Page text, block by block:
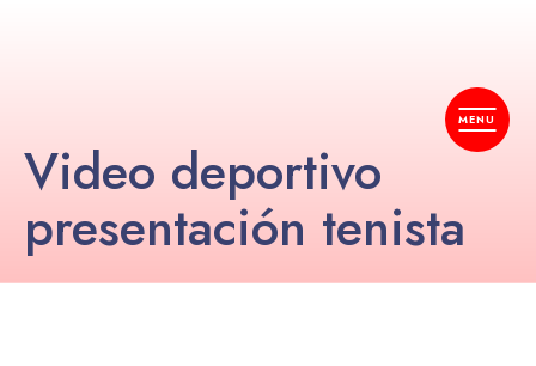
Video deportivo
presentación tenista